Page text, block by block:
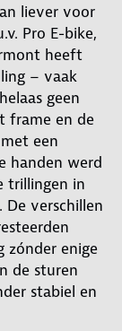
liever voor
Pro E-bike,
heeft
– vaak
geen
frame en de
een
handen werd
trillingen in
verschillen
zónder enige
de sturen
stabiel en